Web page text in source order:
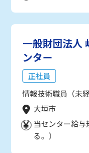
一般財団法人
ンター
正社員
情報技術職員（未経
大垣市
当センター給
る。）